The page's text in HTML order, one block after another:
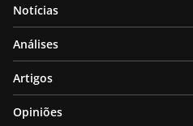
Notícias
Análises
Artigos
Opiniões